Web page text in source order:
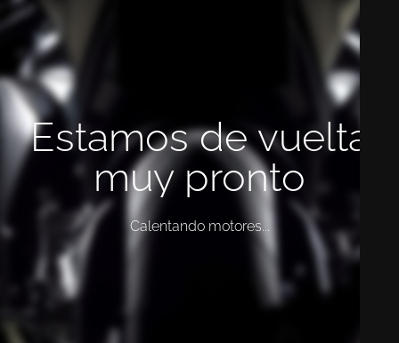
Estamos de vuelta
muy pronto
Calentando motores...